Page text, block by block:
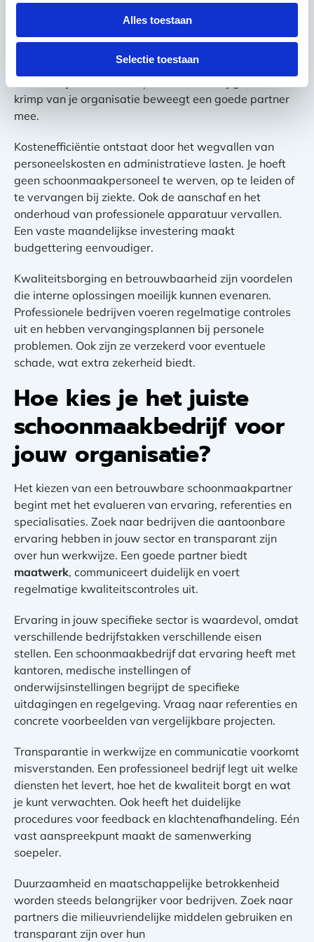
Alles toestaan
Selectie toestaan
is een belangrijk voordeel van
kunnen snel inspelen op veranderende behoeften,
zoals extra reiniging na evenementen of aangepaste
krimp van je organisatie beweegt een goede partner
mee.
Kostenefficiëntie ontstaat door het wegvallen van
personeelskosten en administratieve lasten. Je hoeft
geen schoonmaakpersoneel te werven, op te leiden of
te vervangen bij ziekte. Ook de aanschaf en het
onderhoud van professionele apparatuur vervallen.
Een vaste maandelijkse investering maakt
budgettering eenvoudiger.
Kwaliteitsborging en betrouwbaarheid zijn voordelen
die interne oplossingen moeilijk kunnen evenaren.
Professionele bedrijven voeren regelmatige controles
uit en hebben vervangingsplannen bij personele
problemen. Ook zijn ze verzekerd voor eventuele
schade, wat extra zekerheid biedt.
Hoe kies je het juiste
schoonmaakbedrijf voor
jouw organisatie?
Het kiezen van een betrouwbare schoonmaakpartner
begint met het evalueren van ervaring, referenties en
specialisaties. Zoek naar bedrijven die aantoonbare
ervaring hebben in jouw sector en transparant zijn
over hun werkwijze. Een goede partner biedt
maatwerk, communiceert duidelijk en voert
regelmatige kwaliteitscontroles uit.
Ervaring in jouw specifieke sector is waardevol, omdat
verschillende bedrijfstakken verschillende eisen
stellen. Een schoonmaakbedrijf dat ervaring heeft met
kantoren, medische instellingen of
onderwijsinstellingen begrijpt de specifieke
uitdagingen en regelgeving. Vraag naar referenties en
concrete voorbeelden van vergelijkbare projecten.
Transparantie in werkwijze en communicatie voorkomt
misverstanden. Een professioneel bedrijf legt uit welke
diensten het levert, hoe het de kwaliteit borgt en wat
je kunt verwachten. Ook heeft het duidelijke
procedures voor feedback en klachtenafhandeling. Eén
vast aanspreekpunt maakt de samenwerking
soepeler.
Duurzaamheid en maatschappelijke betrokkenheid
worden steeds belangrijker voor bedrijven. Zoek naar
partners die milieuvriendelijke middelen gebruiken en
transparant zijn over hun